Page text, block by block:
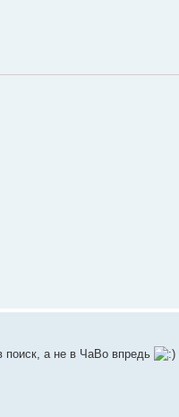
поиск, а не в ЧаВо впредь